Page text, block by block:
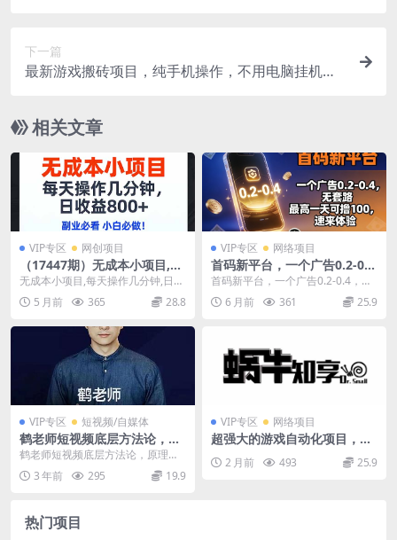
下一篇
最新游戏搬砖项目，纯手机操作，不用电脑挂机打
相关文章
VIP专区 网创项目
（17447期）无成本小项目,每
天操作几分钟,日收益800+ 副
业必看 小白必做！
无成本小项目,每天操作几分钟,日收
益800+ 副业必看 小白必做！
5 月前 365 28.8
VIP专区 网络项目
首码新平台，一个广告0.2-0.
4，无套路，单机一天可撸10
0，速来体验【揭秘】
首码新平台，一个广告0.2-0.4，无
套路，单机一天可撸100，速来体
验【揭秘】...
6 月前 361 25.9
VIP专区 短视频/自媒体
鹤老师短视频底层方法论，原
理之上还有原理，方法之下还
有方法
鹤老师短视频底层方法论，原理之
上还有原理，方法之下还有方法 掌
握抖音短视频的底层...
3 年前 295 19.9
VIP专区 网络项目
超强大的游戏自动化项目，无
人人工操作，日入几百，项目
绿色长久，告别打工！【揭
2 月前 493 25.9
热门项目